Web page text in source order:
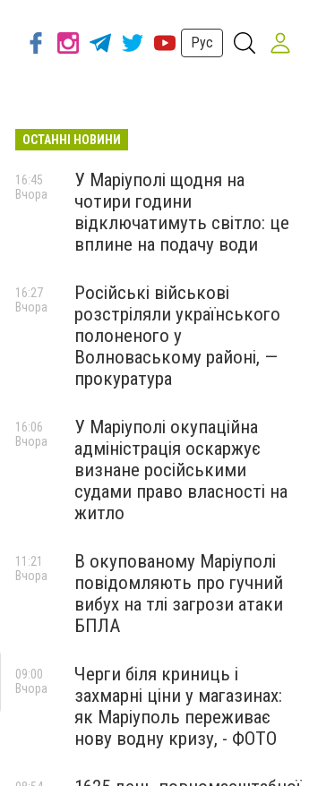
Рус
ОСТАННІ НОВИНИ
У Маріуполі щодня на
чотири години
відключатимуть світло: це
вплине на подачу води
16:45
Вчора
Російські військові
розстріляли українського
полоненого у
Волноваському районі, —
прокуратура
16:27
Вчора
У Маріуполі окупаційна
адміністрація оскаржує
визнане російськими
судами право власності на
житло
16:06
Вчора
В окупованому Маріуполі
повідомляють про гучний
вибух на тлі загрози атаки
БПЛА
11:21
Вчора
Черги біля криниць і
захмарні ціни у магазинах:
як Маріуполь переживає
нову водну кризу, - ФОТО
09:00
Вчора